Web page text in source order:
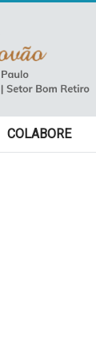
COLABORE